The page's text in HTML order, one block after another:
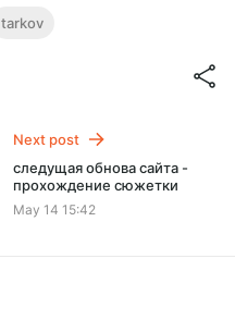
tarkov
Next post
следущая обнова сайта -
прохождение сюжетки
May 14 15:42